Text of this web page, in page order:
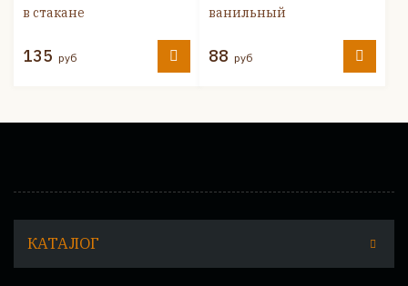
в стакане
135 руб
ванильный
88 руб
КАТАЛОГ